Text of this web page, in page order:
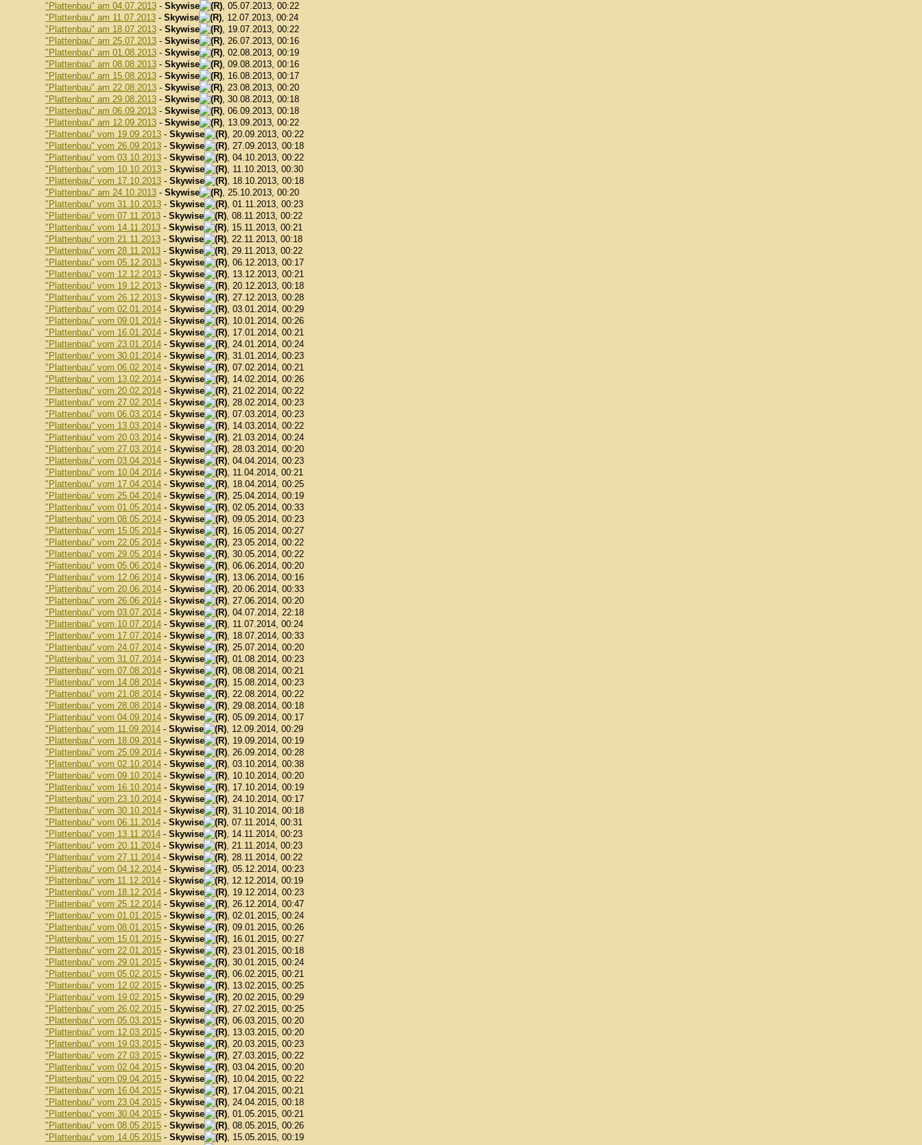
"Plattenbau" am 04.07.2013 - Skywise
, 05.07.2013, 00:22
"Plattenbau" am 11.07.2013 - Skywise
, 12.07.2013, 00:24
"Plattenbau" am 18.07.2013 - Skywise
, 19.07.2013, 00:22
"Plattenbau" am 25.07.2013 - Skywise
, 26.07.2013, 00:16
"Plattenbau" am 01.08.2013 - Skywise
, 02.08.2013, 00:19
"Plattenbau" am 08.08.2013 - Skywise
, 09.08.2013, 00:16
"Plattenbau" am 15.08.2013 - Skywise
, 16.08.2013, 00:17
"Plattenbau" am 22.08.2013 - Skywise
, 23.08.2013, 00:20
"Plattenbau" am 29.08.2013 - Skywise
, 30.08.2013, 00:18
"Plattenbau" am 06.09.2013 - Skywise
, 06.09.2013, 00:18
"Plattenbau" am 12.09.2013 - Skywise
, 13.09.2013, 00:22
"Plattenbau" vom 19.09.2013 - Skywise
, 20.09.2013, 00:22
"Plattenbau" vom 26.09.2013 - Skywise
, 27.09.2013, 00:18
"Plattenbau" vom 03.10.2013 - Skywise
, 04.10.2013, 00:22
"Plattenbau" vom 10.10.2013 - Skywise
, 11.10.2013, 00:30
"Plattenbau" vom 17.10.2013 - Skywise
, 18.10.2013, 00:18
"Plattenbau" am 24.10.2013 - Skywise
, 25.10.2013, 00:20
"Plattenbau" vom 31.10.2013 - Skywise
, 01.11.2013, 00:23
"Plattenbau" vom 07.11.2013 - Skywise
, 08.11.2013, 00:22
"Plattenbau" vom 14.11.2013 - Skywise
, 15.11.2013, 00:21
"Plattenbau" vom 21.11.2013 - Skywise
, 22.11.2013, 00:18
"Plattenbau" vom 28.11.2013 - Skywise
, 29.11.2013, 00:22
"Plattenbau" vom 05.12.2013 - Skywise
, 06.12.2013, 00:17
"Plattenbau" vom 12.12.2013 - Skywise
, 13.12.2013, 00:21
"Plattenbau" vom 19.12.2013 - Skywise
, 20.12.2013, 00:18
"Plattenbau" vom 26.12.2013 - Skywise
, 27.12.2013, 00:28
"Plattenbau" vom 02.01.2014 - Skywise
, 03.01.2014, 00:29
"Plattenbau" vom 09.01.2014 - Skywise
, 10.01.2014, 00:26
"Plattenbau" vom 16.01.2014 - Skywise
, 17.01.2014, 00:21
"Plattenbau" vom 23.01.2014 - Skywise
, 24.01.2014, 00:24
"Plattenbau" vom 30.01.2014 - Skywise
, 31.01.2014, 00:23
"Plattenbau" vom 06.02.2014 - Skywise
, 07.02.2014, 00:21
"Plattenbau" vom 13.02.2014 - Skywise
, 14.02.2014, 00:26
"Plattenbau" vom 20.02.2014 - Skywise
, 21.02.2014, 00:22
"Plattenbau" vom 27.02.2014 - Skywise
, 28.02.2014, 00:23
"Plattenbau" vom 06.03.2014 - Skywise
, 07.03.2014, 00:23
"Plattenbau" vom 13.03.2014 - Skywise
, 14.03.2014, 00:22
"Plattenbau" vom 20.03.2014 - Skywise
, 21.03.2014, 00:24
"Plattenbau" vom 27.03.2014 - Skywise
, 28.03.2014, 00:20
"Plattenbau" vom 03.04.2014 - Skywise
, 04.04.2014, 00:23
"Plattenbau" vom 10.04.2014 - Skywise
, 11.04.2014, 00:21
"Plattenbau" vom 17.04.2014 - Skywise
, 18.04.2014, 00:25
"Plattenbau" vom 25.04.2014 - Skywise
, 25.04.2014, 00:19
"Plattenbau" vom 01.05.2014 - Skywise
, 02.05.2014, 00:33
"Plattenbau" vom 08.05.2014 - Skywise
, 09.05.2014, 00:23
"Plattenbau" vom 15.05.2014 - Skywise
, 16.05.2014, 00:27
"Plattenbau" vom 22.05.2014 - Skywise
, 23.05.2014, 00:22
"Plattenbau" vom 29.05.2014 - Skywise
, 30.05.2014, 00:22
"Plattenbau" vom 05.06.2014 - Skywise
, 06.06.2014, 00:20
"Plattenbau" vom 12.06.2014 - Skywise
, 13.06.2014, 00:16
"Plattenbau" vom 20.06.2014 - Skywise
, 20.06.2014, 00:33
"Plattenbau" vom 26.06.2014 - Skywise
, 27.06.2014, 00:20
"Plattenbau" vom 03.07.2014 - Skywise
, 04.07.2014, 22:18
"Plattenbau" vom 10.07.2014 - Skywise
, 11.07.2014, 00:24
"Plattenbau" vom 17.07.2014 - Skywise
, 18.07.2014, 00:33
"Plattenbau" vom 24.07.2014 - Skywise
, 25.07.2014, 00:20
"Plattenbau" vom 31.07.2014 - Skywise
, 01.08.2014, 00:23
"Plattenbau" vom 07.08.2014 - Skywise
, 08.08.2014, 00:21
"Plattenbau" vom 14.08.2014 - Skywise
, 15.08.2014, 00:23
"Plattenbau" vom 21.08.2014 - Skywise
, 22.08.2014, 00:22
"Plattenbau" vom 28.08.2014 - Skywise
, 29.08.2014, 00:18
"Plattenbau" vom 04.09.2014 - Skywise
, 05.09.2014, 00:17
"Plattenbau" vom 11.09.2014 - Skywise
, 12.09.2014, 00:29
"Plattenbau" vom 18.09.2014 - Skywise
, 19.09.2014, 00:19
"Plattenbau" vom 25.09.2014 - Skywise
, 26.09.2014, 00:28
"Plattenbau" vom 02.10.2014 - Skywise
, 03.10.2014, 00:38
"Plattenbau" vom 09.10.2014 - Skywise
, 10.10.2014, 00:20
"Plattenbau" vom 16.10.2014 - Skywise
, 17.10.2014, 00:19
"Plattenbau" vom 23.10.2014 - Skywise
, 24.10.2014, 00:17
"Plattenbau" vom 30.10.2014 - Skywise
, 31.10.2014, 00:18
"Plattenbau" vom 06.11.2014 - Skywise
, 07.11.2014, 00:31
"Plattenbau" vom 13.11.2014 - Skywise
, 14.11.2014, 00:23
"Plattenbau" vom 20.11.2014 - Skywise
, 21.11.2014, 00:23
"Plattenbau" vom 27.11.2014 - Skywise
, 28.11.2014, 00:22
"Plattenbau" vom 04.12.2014 - Skywise
, 05.12.2014, 00:23
"Plattenbau" vom 11.12.2014 - Skywise
, 12.12.2014, 00:19
"Plattenbau" vom 18.12.2014 - Skywise
, 19.12.2014, 00:23
"Plattenbau" vom 25.12.2014 - Skywise
, 26.12.2014, 00:47
"Plattenbau" vom 01.01.2015 - Skywise
, 02.01.2015, 00:24
"Plattenbau" vom 08.01.2015 - Skywise
, 09.01.2015, 00:26
"Plattenbau" vom 15.01.2015 - Skywise
, 16.01.2015, 00:27
"Plattenbau" vom 22.01.2015 - Skywise
, 23.01.2015, 00:18
"Plattenbau" vom 29.01.2015 - Skywise
, 30.01.2015, 00:24
"Plattenbau" vom 05.02.2015 - Skywise
, 06.02.2015, 00:21
"Plattenbau" vom 12.02.2015 - Skywise
, 13.02.2015, 00:25
"Plattenbau" vom 19.02.2015 - Skywise
, 20.02.2015, 00:29
"Plattenbau" vom 26.02.2015 - Skywise
, 27.02.2015, 00:25
"Plattenbau" vom 05.03.2015 - Skywise
, 06.03.2015, 00:20
"Plattenbau" vom 12.03.2015 - Skywise
, 13.03.2015, 00:20
"Plattenbau" vom 19.03.2015 - Skywise
, 20.03.2015, 00:23
"Plattenbau" vom 27.03.2015 - Skywise
, 27.03.2015, 00:22
"Plattenbau" vom 02.04.2015 - Skywise
, 03.04.2015, 00:20
"Plattenbau" vom 09.04.2015 - Skywise
, 10.04.2015, 00:22
"Plattenbau" vom 16.04.2015 - Skywise
, 17.04.2015, 00:21
"Plattenbau" vom 23.04.2015 - Skywise
, 24.04.2015, 00:18
"Plattenbau" vom 30.04.2015 - Skywise
, 01.05.2015, 00:21
"Plattenbau" vom 08.05.2015 - Skywise
, 08.05.2015, 00:26
"Plattenbau" vom 14.05.2015 - Skywise
, 15.05.2015, 00:19